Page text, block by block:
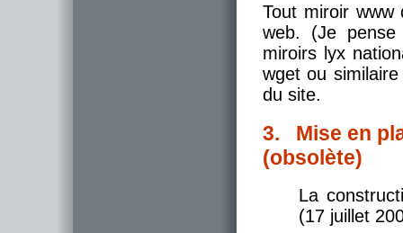
Tout miroir www
web. (Je
miroirs lyx
wget ou
du site.
3. Mise en
(obsolète)
La
(17 juillet